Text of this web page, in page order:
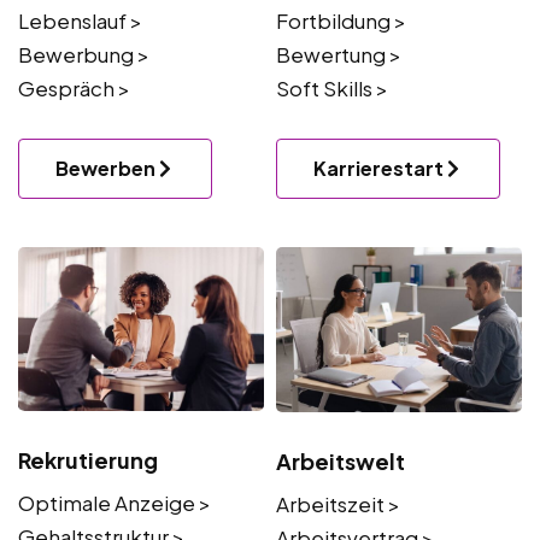
Lebenslauf >
Bewerbung >
Gespräch >
Bewerben
Fortbildung >
Bewertung >
Soft Skills >
Karrierestart
Rekrutierung
Optimale Anzeige >
Arbeitswelt
Arbeitszeit >